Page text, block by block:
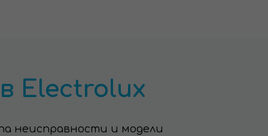
Electrolux
неисправности и модели